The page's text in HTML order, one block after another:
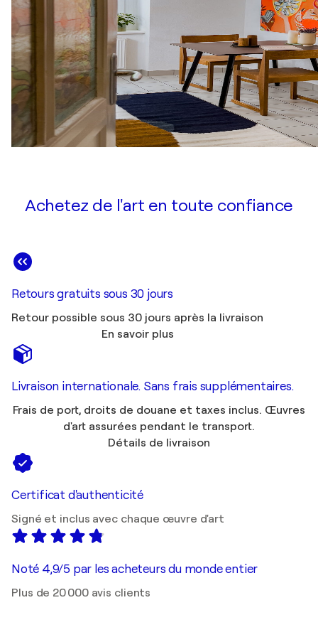
Achetez de l'art en toute confiance
Retours gratuits sous 30 jours
Retour possible sous 30 jours après la livraison
En savoir plus
Livraison internationale. Sans frais supplémentaires.
Frais de port, droits de douane et taxes inclus. Œuvres
d'art assurées pendant le transport.
Détails de livraison
Certificat d'authenticité
Signé et inclus avec chaque œuvre d'art
Noté 4,9/5 par les acheteurs du monde entier
Plus de 20 000 avis clients